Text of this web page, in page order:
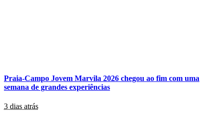
Praia-Campo Jovem Marvila 2026 chegou ao fim com uma
semana de grandes experiências
3 dias atrás